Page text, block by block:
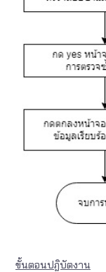
ขั้นตอนปฎิบัตงาน